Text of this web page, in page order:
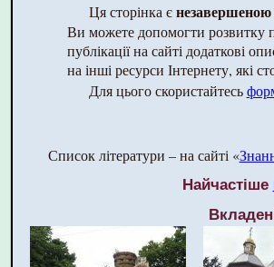
Ця сторінка єнезавершеною
Ви можете допомогти розвитку
публікації на сайті додаткові
на інші ресурси Інтернету, які
Для цього скористайтесь
Список літератури – на сайті «
Найчастіше